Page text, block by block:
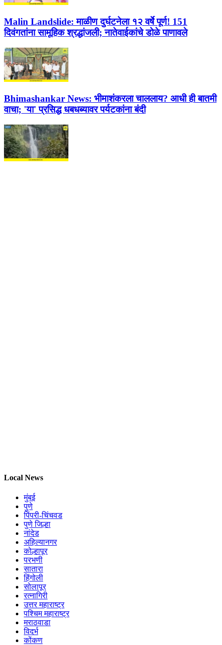
Malin Landslide: माळीण दुर्घटनेला १२ वर्षे पूर्ण! 151
दिवंगतांना सामूहिक श्रद्धांजली; नातेवाईकांचे डोळे पाणावले
Bhimashankar News: भीमाशंकरला चाललाय? आधी ही बातमी
वाचा; 'या' प्रसिद्ध धबधब्यावर पर्यटकांना बंदी
Local News
मुंबई
पुणे
पिंपरी-चिंचवड
पुणे जिल्हा
नांदेड
अहिल्यानगर
कोल्हापूर
परभणी
सातारा
हिंगोली
सोलापूर
रत्नागिरी
उत्तर महाराष्ट्र
पश्चिम महाराष्ट्र
मराठवाडा
विदर्भ
कोंकण